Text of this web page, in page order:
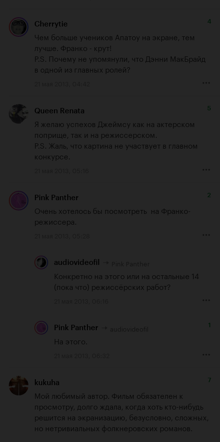
Cherrytie 4
Чем больше учеников Апатоу на экране, тем
лучше. Франко - крут!
P.S. Почему не упомянули, что Дэнни МакБрайд
в одной из главных ролей?
Queen Renata 5
Я желаю успехов Джеймсу как на актерском
поприще, так и на режиссерском.
P.S. Жаль, что картина не участвует в главном
конкурсе.
Pink Panther 2
Очень хотелось бы посмотреть  на Франко-
режиссера.
audiovideofil
Конкретно на этого или на остальные 14
(пока что) режиссёрских работ?
Pink Panther 1
На этого.
kukuha 7
Мой любимый автор. Фильм обязателен к
просмотру, долго ждала, когда хоть кто-нибудь
решится на экранизацию, безусловно, сложных,
но нетривиальных фолкнеровских романов.